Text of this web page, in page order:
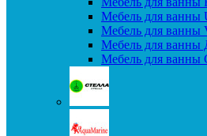
Мебель для ванны
Мебель для ванны
Мебель для ванны
Мебель для ванны